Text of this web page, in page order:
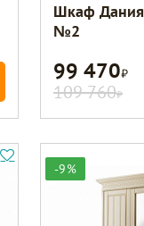
Шкаф Дания
№2
99 470Р
109 760Р
-9%